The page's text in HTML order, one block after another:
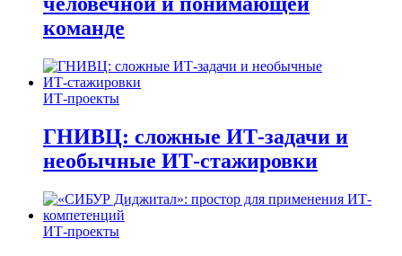
команде
ИТ-проекты
ГНИВЦ: сложные ИТ‑задачи и
необычные ИТ‑стажировки
ИТ-проекты